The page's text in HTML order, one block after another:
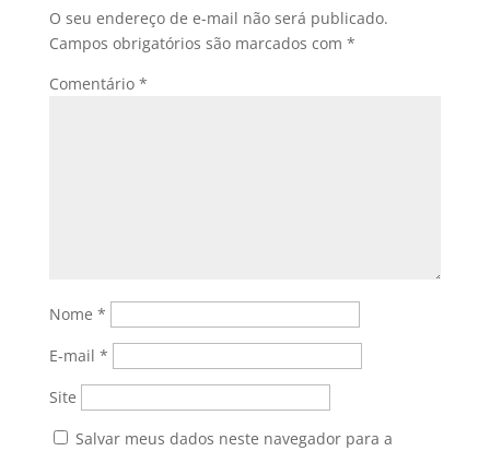
O seu endereço de e-mail não será publicado.
Campos obrigatórios são marcados com *
Comentário *
Nome *
E-mail *
Site
Salvar meus dados neste navegador para a